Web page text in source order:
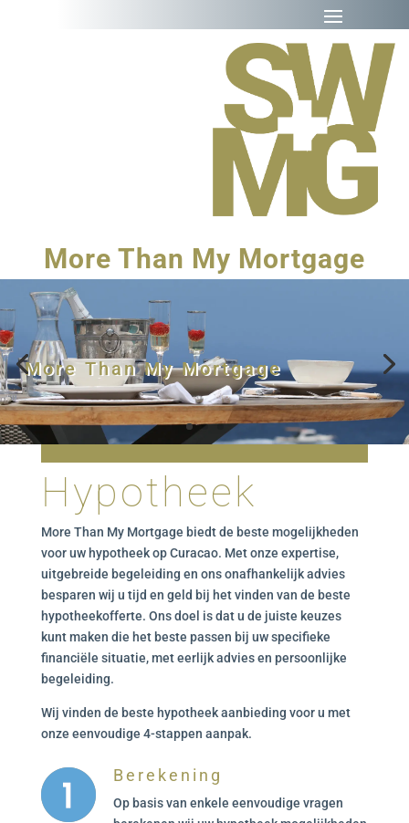
More Than My Mortgage
More Than My Mortgage
Hypotheek
More Than My Mortgage biedt de beste mogelijkheden
voor uw hypotheek op Curacao. Met onze expertise,
uitgebreide begeleiding en ons onafhankelijk advies
besparen wij u tijd en geld bij het vinden van de beste
hypotheekofferte. Ons doel is dat u de juiste keuzes
kunt maken die het beste passen bij uw specifieke
financiële situatie, met eerlijk advies en persoonlijke
begeleiding.
Wij vinden de beste hypotheek aanbieding voor u met
onze eenvoudige 4-stappen aanpak.
Berekening
Op basis van enkele eenvoudige vragen